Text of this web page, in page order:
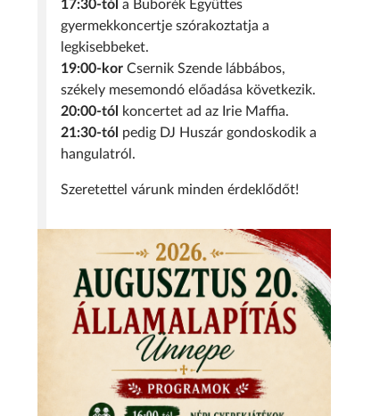
17:30-tól a Buborék Együttes
gyermekkoncertje szórakoztatja a
legkisebbeket.
19:00-kor Csernik Szende lábbábos,
székely mesemondó előadása következik.
20:00-tól
koncertet ad az Irie Maffia.
21:30-tól pedig DJ Huszár gondoskodik a
hangulatról.
Szeretettel várunk minden érdeklődőt!